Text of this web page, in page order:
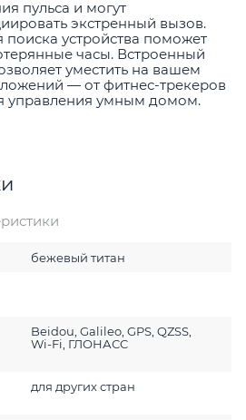
пульса и могут
экстренный вызов.
устройства поможет
часы. Встроенный
уместить на вашем
— от фитнес-трекеров
управления умным домом.
бежевый титан
Beidou, Galileo, GPS, QZSS,
Wi-Fi, ГЛОНАСC
для других стран